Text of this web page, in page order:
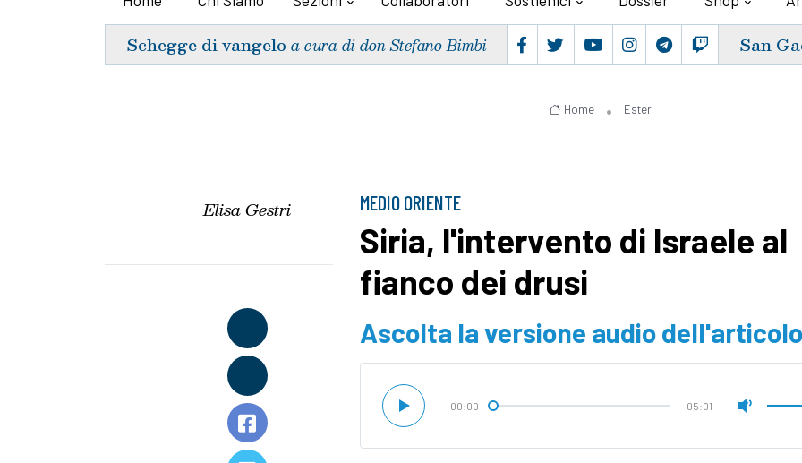
Schegge di vangelo a cura di don Stefano Bimbi San
Home Esteri
Elisa Gestri MEDIO ORIENTE
Siria, l'intervento di Israele al
fianco dei drusi
Ascolta la versione audio dell'articolo
00:00 05:01